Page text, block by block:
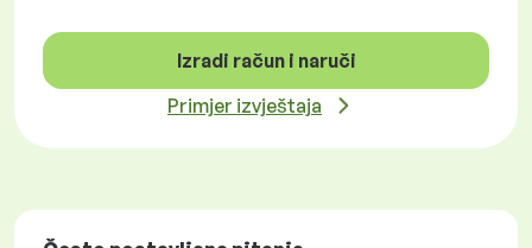
Izradi račun i naruči
Primjer izvještaja